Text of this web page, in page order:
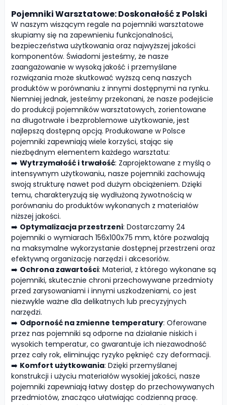
Pojemniki Warsztatowe: Doskonałość z Polski
W naszym wiszącym regale na pojemniki warsztatowe
skupiamy się na zapewnieniu funkcjonalności,
bezpieczeństwa użytkowania oraz najwyższej jakości
komponentów. Świadomi jesteśmy, że nasze
zaangażowanie w wysoką jakość i przemyślane
rozwiązania może skutkować wyższą ceną naszych
produktów w porównaniu z innymi dostępnymi na rynku.
Niemniej jednak, jesteśmy przekonani, że nasze podejście
do produkcji pojemników warsztatowych, zorientowane
na długotrwałe i bezproblemowe użytkowanie, jest
najlepszą dostępną opcją. Produkowane w Polsce
pojemniki zapewniają wiele korzyści, stając się
niezbędnym elementem każdego warsztatu:
➡️ Wytrzymałość i trwałość: Zaprojektowane z myślą o
intensywnym użytkowaniu, nasze pojemniki zachowują
swoją strukturę nawet pod dużym obciążeniem. Dzięki
temu, charakteryzują się wydłużoną żywotnością w
porównaniu do produktów wykonanych z materiałów
niższej jakości.
➡️ Optymalizacja przestrzeni: Dostarczamy 24
pojemniki o wymiarach 156x100x75 mm, które pozwalają
na maksymalne wykorzystanie dostępnej przestrzeni oraz
efektywną organizację narzędzi i akcesoriów.
➡️ Ochrona zawartości: Materiał, z którego wykonane są
pojemniki, skutecznie chroni przechowywane przedmioty
przed zarysowaniami i innymi uszkodzeniami, co jest
niezwykle ważne dla delikatnych lub precyzyjnych
narzędzi.
➡️ Odporność na zmienne temperatury: Oferowane
przez nas pojemniki są odporne na działanie niskich i
wysokich temperatur, co gwarantuje ich niezawodność
przez cały rok, eliminując ryzyko pęknięć czy deformacji.
➡️ Komfort użytkowania: Dzięki przemyślanej
konstrukcji i użyciu materiałów wysokiej jakości, nasze
pojemniki zapewniają łatwy dostęp do przechowywanych
przedmiotów, znacząco ułatwiając codzienną pracę.